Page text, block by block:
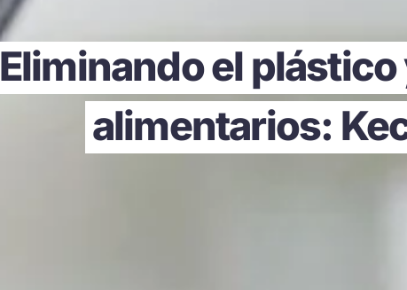
Eliminando el
alimentarios: